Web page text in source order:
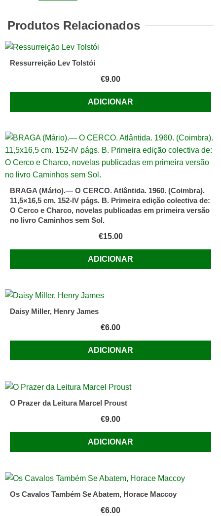
com
Amor
Pearl
Buck
Produtos Relacionados
Ressurreição Lev Tolstói
€9.00
ADICIONAR
BRAGA (Mário).— O CERCO. Atlântida. 1960. (Coimbra).
11,5×16,5 cm. 152-IV págs. B. Primeira edição colectiva de:
O Cerco e Charco, novelas publicadas em primeira versão
no livro Caminhos sem Sol.
€15.00
ADICIONAR
Daisy Miller, Henry James
€6.00
ADICIONAR
O Prazer da Leitura Marcel Proust
€9.00
ADICIONAR
Os Cavalos Também Se Abatem, Horace Maccoy
€6.00